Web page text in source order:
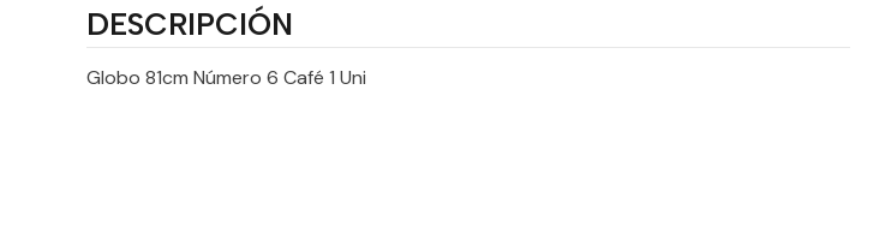
DESCRIPCIÓN
Globo 81cm Número 6 Café 1 Uni